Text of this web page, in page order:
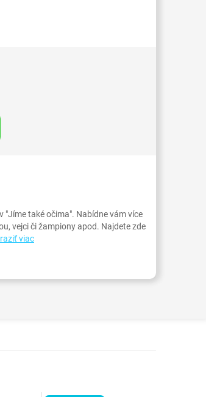
"Jíme také očima". Nabídne vám více
vejci či žampiony apod. Najdete zde
viac